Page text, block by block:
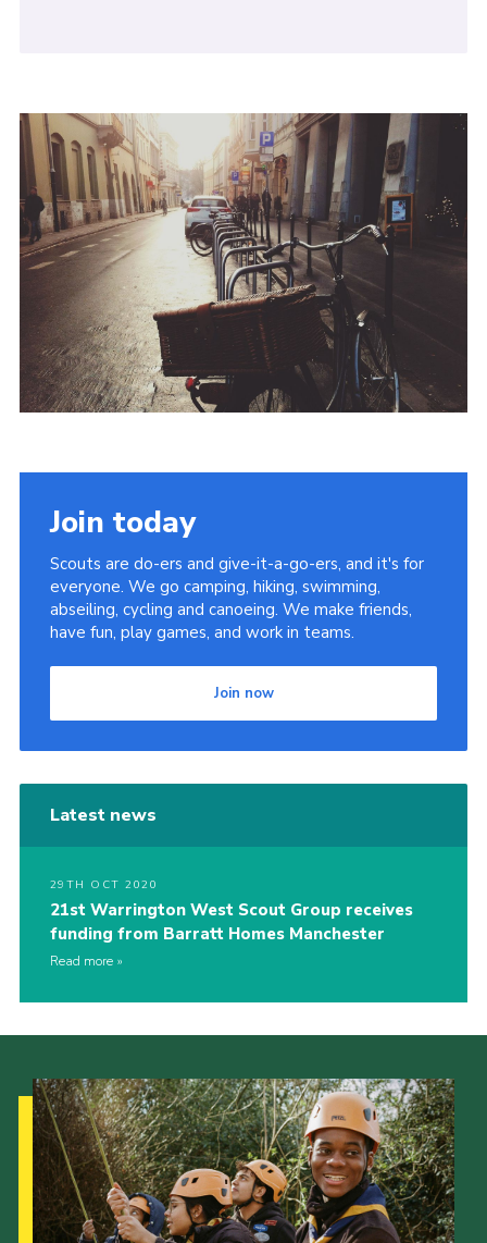
Join today
Scouts are do-ers and give-it-a-go-ers, and it's for
everyone. We go camping, hiking, swimming,
abseiling, cycling and canoeing. We make friends,
have fun, play games, and work in teams.
Join now
Latest news
29TH OCT 2020
21st Warrington West Scout Group receives
funding from Barratt Homes Manchester
Read more